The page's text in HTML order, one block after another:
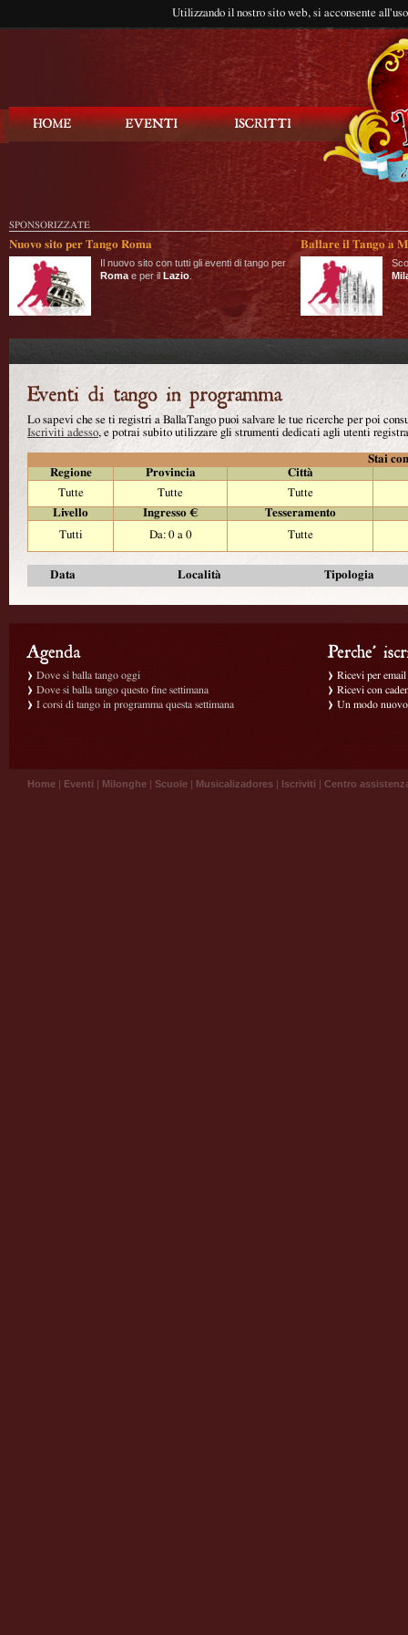
Utilizzando il nostro sito web, si acconsente
SPONSORIZZATE
Nuovo sito per Tango Roma
Il nuovo sito con tutti gli eventi di tango per
Roma e per il Lazio
Ballare il Tango a
Lo sapevi che se ti registri a BallaTango puoi salvare le tue ricerche per poi
Iscriviti adesso, e potrai subito utilizzare gli strumenti dedicati agli utenti
Stai
Regione
Provincia
Città
Tutte
Tutte
Tutte
Livello
Ingresso €
Tesseramento
Tutti
Da: 0 a 0 Tutte
Data Località Tipologia
Dove si balla tango oggi
Dove si balla tango questo fine settimana
I corsi di tango in programma questa settimana
Ricevi per
Ricevi con
Un modo
Home | Eventi | Milonghe | Scuole | Musicalizadores | Iscriviti | Centro